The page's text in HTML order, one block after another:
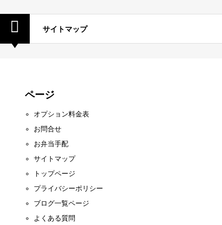
サイトマップ
ページ
オプション料金表
お問合せ
お弁当手配
サイトマップ
トップページ
プライバシーポリシー
ブログ一覧ページ
よくある質問